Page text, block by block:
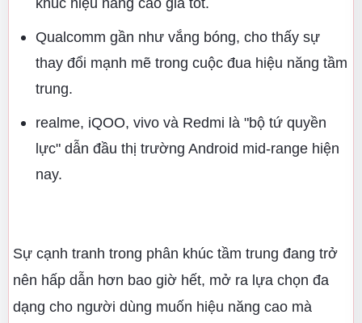
Qualcomm gần như vắng bóng, cho thấy sự
thay đổi mạnh mẽ trong cuộc đua hiệu năng tầm
trung.
realme, iQOO, vivo và Redmi là "bộ tứ quyền
lực" dẫn đầu thị trường Android mid-range hiện
nay.
Sự cạnh tranh trong phân khúc tầm trung đang trở
nên hấp dẫn hơn bao giờ hết, mở ra lựa chọn đa
dạng cho người dùng muốn hiệu năng cao mà